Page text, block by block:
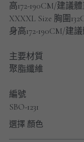
高172-190CM/建議
XXXXL Size 胸圍
身高172-190CM/建
主要材質
聚脂纖維
編號
SBO-1231
選擇 顏色
男士長袖恤衫
男士短袖恤衫
限時促銷